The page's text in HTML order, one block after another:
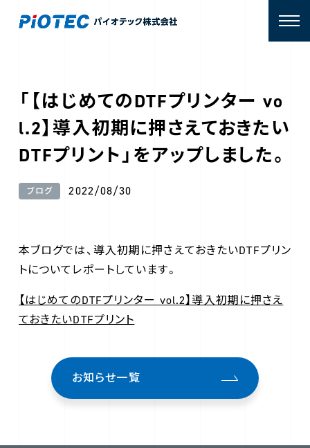
「【はじめてのDTFプリンター vo
l.2】導入初期に押さえておきたい
DTFプリント」をアップしました。
ブログ 2022/08/30
本ブログでは、導入初期に押さえておきたいDTFプリン
トについてレポートしています。
【はじめてのDTFプリンター vol.2】導入初期に押さえ
ておきたいDTFプリント
お知らせ一覧